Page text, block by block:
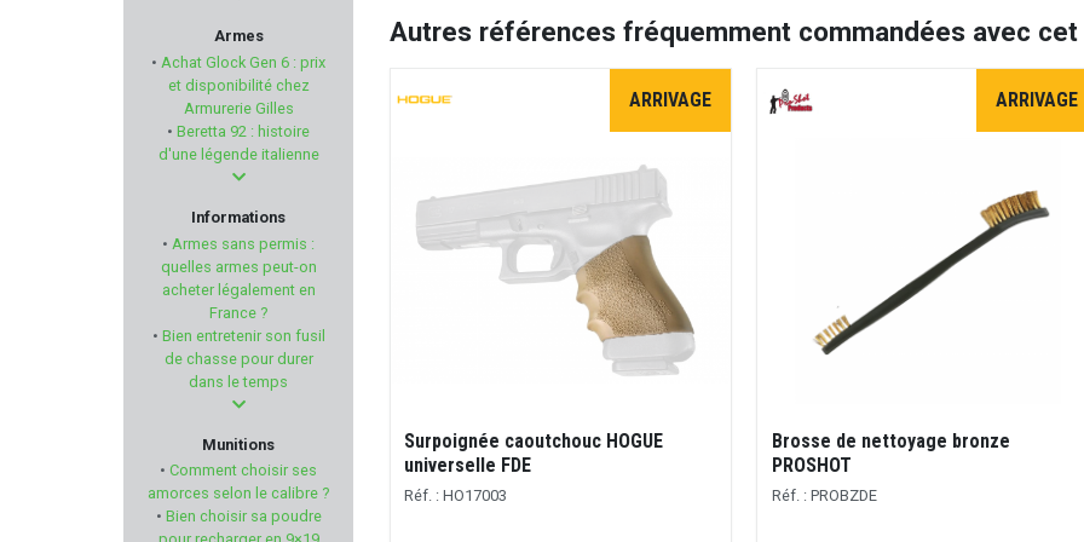
SAUER
PROFUSION PETFEED
RTI Optics
NATURE DE BRENNE
LEATHERMAN
BUSHNELL
Armes
• Achat Glock Gen 6 : prix
et disponibilité chez
Armurerie Gilles
• Beretta 92 : histoire
d'une légende italienne
Informations
• Armes sans permis :
quelles armes peut-on
acheter légalement en
France ?
• Bien entretenir son fusil
de chasse pour durer
dans le temps
Munitions
• Comment choisir ses
amorces selon le calibre ?
• Bien choisir sa poudre
Autres références fréquemment commandées avec
ARRIVAGE
Surpoignée caoutchouc HOGUE
universelle FDE
Réf. : HO17003
ARRIVAGE
Brosse de nettoyage bronze
PROSHOT
Réf. : PROBZDE